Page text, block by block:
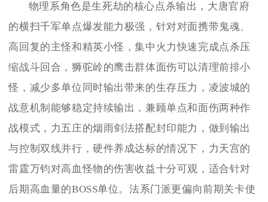
物理系角色是生死劫的核心点杀输出，大唐官府
的横扫千军单点爆发能力极强，针对对面携带鬼魂、
高回复的主怪和精英小怪，集中火力快速完成点杀压
缩战斗回合，狮驼岭的鹰击群体面伤可以清理前排小
怪，减少多单位同时输出带来的生存压力，凌波城的
战意机制能够稳定持续输出，兼顾单点和面伤两种作
战模式，力五庄的烟雨剑法搭配封印能力，做到输出
与控制双线并行，硬件养成达标的情况下，力天宫的
雷霆万钧对高血怪物的伤害收益十分可观，适合针对
后期高血量的BOSS单位。法系门派更偏向前期关卡使